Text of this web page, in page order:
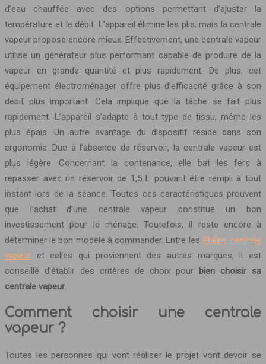
d’eau chauffée avec des options permettant d’ajuster la
température et le débit. L’appareil élimine les plis, mais la centrale
vapeur propose encore mieux. Effectivement, une centrale vapeur
utilise un générateur plus performant capable de produire de la
vapeur en grande quantité et plus rapidement. De plus, cet
équipement électroménager offre plus d’efficacité grâce à son
débit plus important. Cela implique que la tâche se fait plus
rapidement. L’appareil s’adapte à tout type de tissu, même les
plus épais. Un autre avantage du dispositif réside dans son
ergonomie. Due à l’absence de réservoir, la centrale vapeur est
plus légère. Concernant la contenance, elle bat les fers à
repasser avec un réservoir de 1,5 L pouvant être rempli à tout
instant lors de la séance. Toutes ces caractéristiques prouvent
que l’achat d’une centrale vapeur constitue un bon
investissement pour le ménage. Toutefois, il reste encore à
déterminer le bon modèle à commander. Entre les Philips centrale
vapeur et celles qui proviennent des autres marques, il est
conseillé d’établir des critères de choix pour bien choisir sa
centrale vapeur.
Comment choisir une centrale
vapeur ?
Toutes les personnes qui vont réaliser le projet vont devoir se